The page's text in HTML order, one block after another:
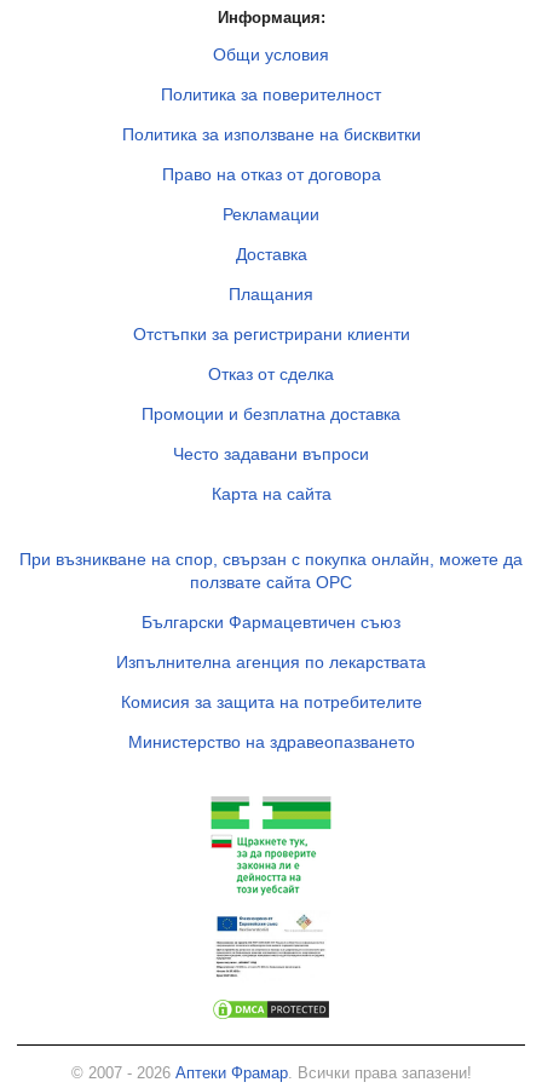
Информация:
Общи условия
Политика за поверителност
Политика за използване на бисквитки
Право на отказ от договора
Рекламации
Доставка
Плащания
Отстъпки за регистрирани клиенти
Отказ от сделка
Промоции и безплатна доставка
Често задавани въпроси
Карта на сайта
При възникване на спор, свързан с покупка онлайн, можете да
ползвате сайта ОРС
Български Фармацевтичен съюз
Изпълнителна агенция по лекарствата
Комисия за защита на потребителите
Министерство на здравеопазването
© 2007 - 2026 Аптеки Фрамар. Всички права запазени!